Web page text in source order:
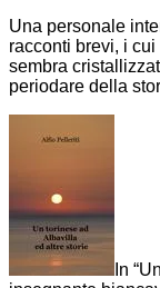
Una personale
racconti brevi, i
sembra
periodare della
In